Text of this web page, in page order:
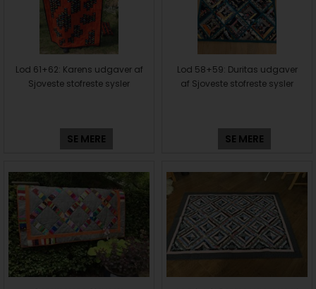
Lod 61+62: Karens udgaver af
Sjoveste stofreste sysler
SE MERE
Lod 58+59: Duritas udgaver
af Sjoveste stofreste sysler
SE MERE